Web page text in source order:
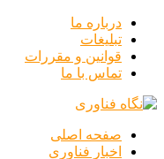
درباره ما
تبلیغات
قوانین و مقررات
تماس با ما
صفحه اصلی
اخبار فناوری